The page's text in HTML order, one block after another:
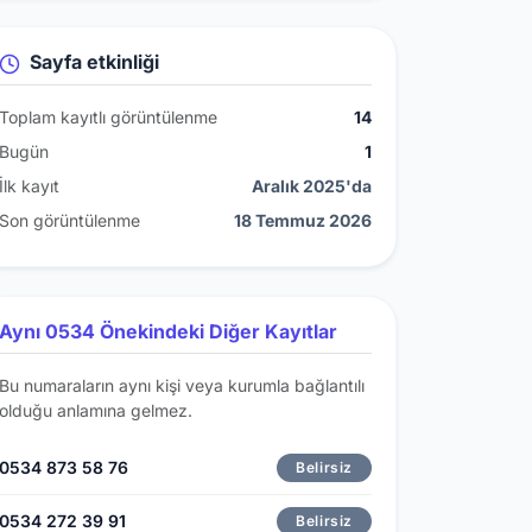
Sayfa etkinliği
Toplam kayıtlı görüntülenme
14
Bugün
1
İlk kayıt
Aralık 2025'da
Son görüntülenme
18 Temmuz 2026
Aynı 0534 Önekindeki Diğer Kayıtlar
Bu numaraların aynı kişi veya kurumla bağlantılı
olduğu anlamına gelmez.
0534 873 58 76 Belirsiz
0534 272 39 91 Belirsiz